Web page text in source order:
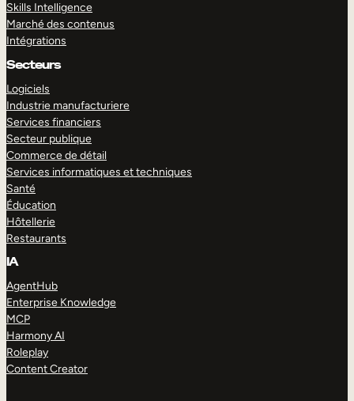
Skills Intelligence
Marché des contenus
Intégrations
Secteurs
Logiciels
Industrie manufacturiere
Services financiers
Secteur publique
Commerce de détail
Services informatiques et techniques
Santé
Éducation
Hôtellerie
Restaurants
IA
AgentHub
Enterprise Knowledge
MCP
Harmony AI
Roleplay
Content Creator